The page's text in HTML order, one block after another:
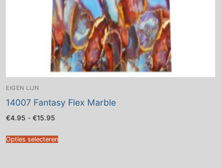
EIGEN LIJN
14007 Fantasy Flex Marble
€4.95 - €15.95
€15.95
Opties selecteren